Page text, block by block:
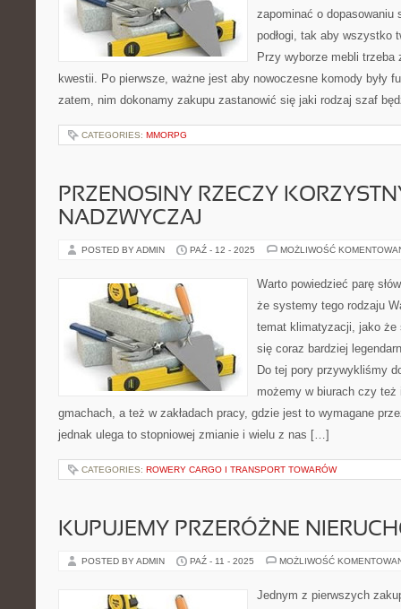
zapominać o dopasowaniu
podłogi, tak aby wszystko
Przy wyborze mebli trzeba
kwestii. Po pierwsze, ważne jest aby nowoczesne komody były
zatem, nim dokonamy zakupu zastanowić się jaki rodzaj szaf
CATEGORIES: MMORPG
PRZENOSINY RZECZY
NADZWYCZAJ
POSTED BY ADMIN PAŹ - 12 - 2025 MOŻLIWOŚĆ
Warto powiedzieć parę
że systemy tego rodzaju
temat klimatyzacji, jako
się coraz bardziej
Do tej pory przywykliśmy
możemy w biurach czy
gmachach, a też w zakładach pracy, gdzie jest to wymagane
jednak ulega to stopniowej zmianie i wielu z nas […]
CATEGORIES: ROWERY CARGO I TRANSPORT TOWARÓW
KUPUJEMY PRZERÓŻNE
POSTED BY ADMIN PAŹ - 11 - 2025 MOŻLIWOŚĆ
Jednym z pierwszych